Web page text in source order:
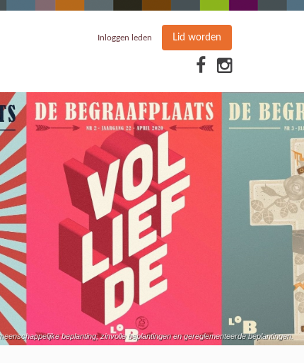
Inloggen leden Lid worden
beplanting, zinvolle beplantingen en gereglementeerde beplantingen.